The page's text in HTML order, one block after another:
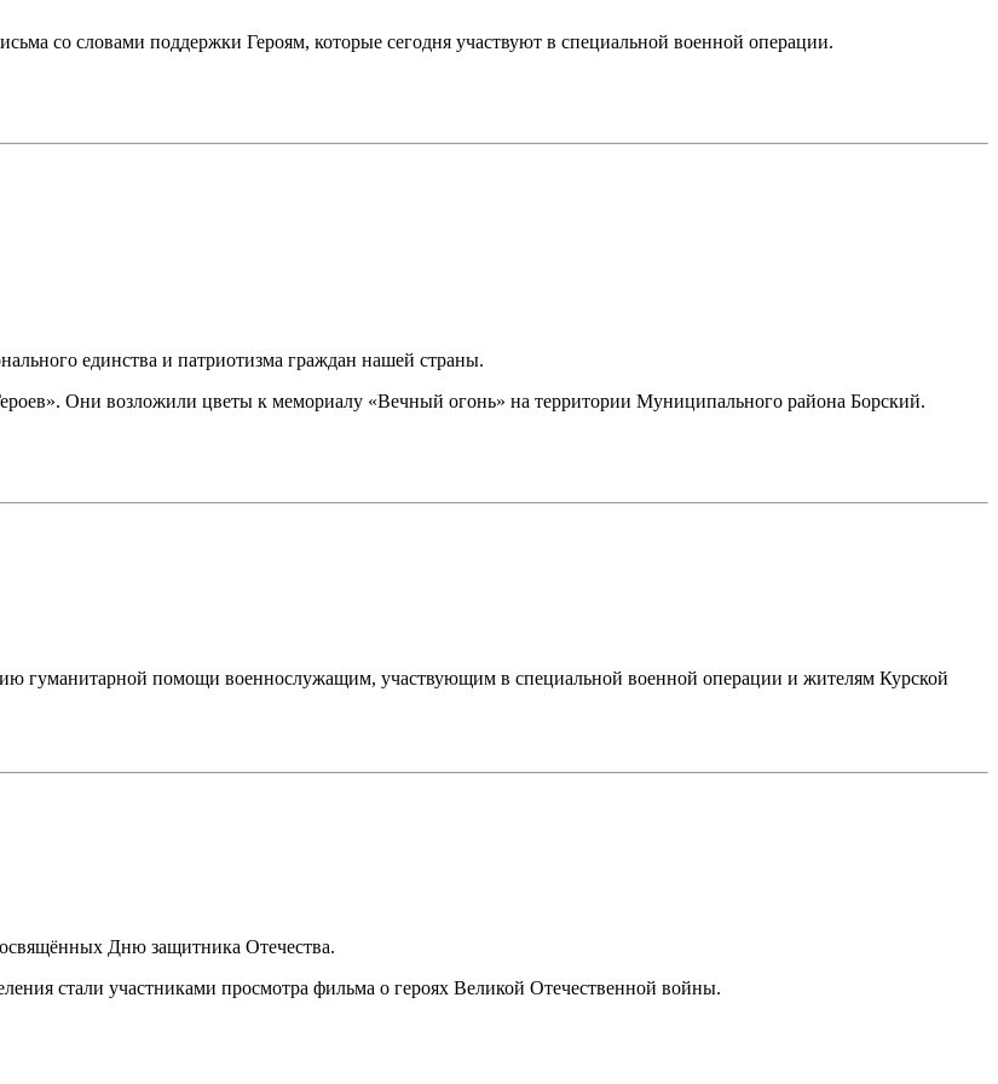
со словами поддержки Героям, которые сегодня участвуют в специальной военной операции.
единства и патриотизма граждан нашей страны.
Они возложили цветы к мемориалу «Вечный огонь» на территории Муниципального района Борский.
гуманитарной помощи военнослужащим, участвующим в специальной военной операции и жителям Курской
Дню защитника Отечества.
стали участниками просмотра фильма о героях Великой Отечественной войны.